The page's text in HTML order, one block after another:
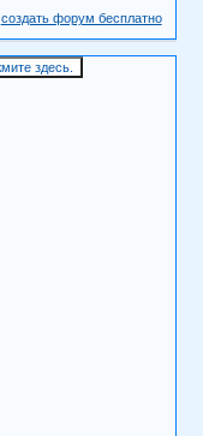
создать форум бесплатно